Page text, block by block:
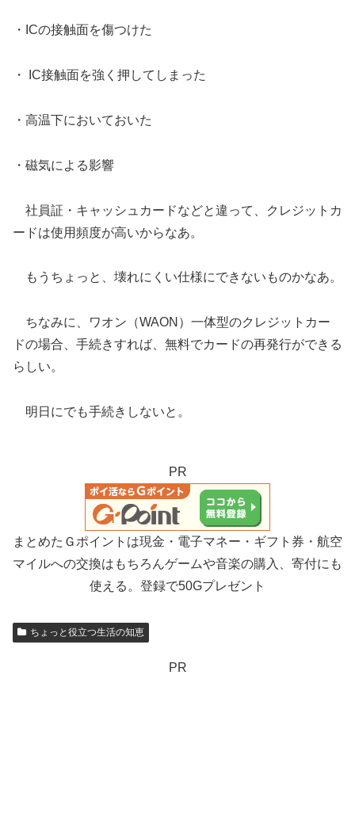
・ICの接触面を傷つけた
・ IC接触面を強く押してしまった
・高温下においておいた
・磁気による影響
社員証・キャッシュカードなどと違って、クレジットカ
ードは使用頻度が高いからなあ。
もうちょっと、壊れにくい仕様にできないものかなあ。
ちなみに、ワオン（WAON）一体型のクレジットカー
ドの場合、手続きすれば、無料でカードの再発行ができる
らしい。
明日にでも手続きしないと。
PR
まとめたＧポイントは現金・電子マネー・ギフト券・航空
マイルへの交換はもちろんゲームや音楽の購入、寄付にも
使える。登録で50Gプレゼント
ちょっと役立つ生活の知恵
PR